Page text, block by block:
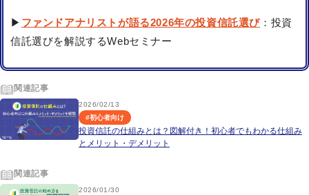
▶ ファンドアナリストが語る2026年の投資信託選び ：投資
信託選びを解説するWebセミナー
関連記事
2026/02/13
#初心者向け
投資信託の仕組みとは？図解付き！初心者でもわかる仕組み
とメリット・デメリット
関連記事
2026/01/30